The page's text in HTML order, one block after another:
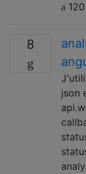
120
8
json